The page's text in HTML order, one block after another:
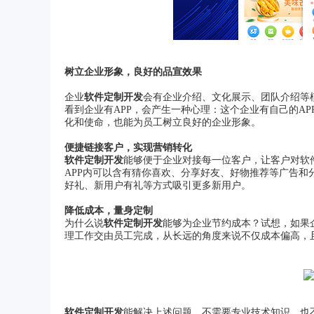
树立企业形象，良好的品宣效果
企业软件定制开发会有企业介绍、文化展示、团队介绍
看到企业有APP，会产生一种心理：这个企业有自己的
化和使命，也能为员工树立良好的企业形象。
便捷链接客户，实现营销转化
软件定制开发能够便于企业对接每一位客户，让客户对
APP内可以含有猜你喜欢、分享好友、好物推荐等广告
好礼、新用户有礼等方式吸引更多新用户。
降低成本，量身定制
为什么说软件定制开发能够为企业节约成本？试想，如
理工作交由员工完成，从长远的角度来说不仅成本偏高